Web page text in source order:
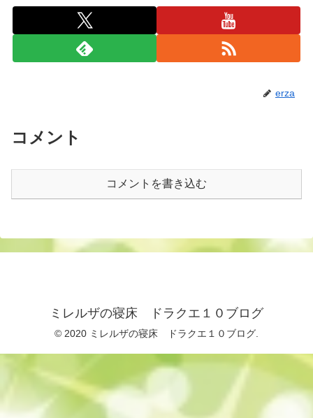
erza
コメント
コメントを書き込む
ミレルザの寝床 ドラクエ１０ブログ
© 2020 ミレルザの寝床 ドラクエ１０ブログ.